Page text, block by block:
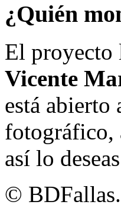
¿Quién
El proyecto
Vicente
está abierto
fotográfico,
así lo
©